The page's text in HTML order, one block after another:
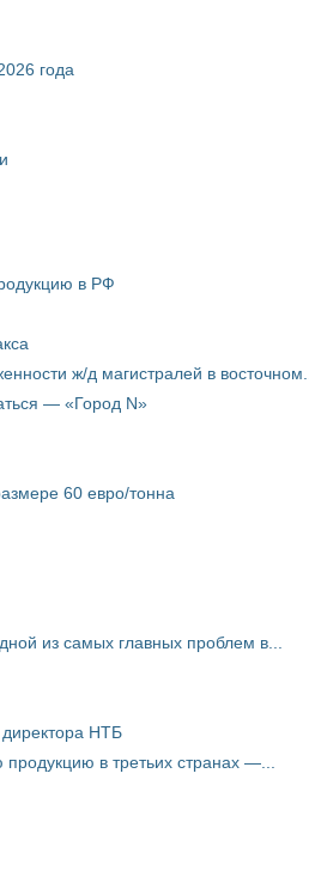
года
в РФ
ж/д магистралей в восточном...
— «Город N»
60 евро/тонна
из самых главных проблем в...
НТБ
в третьих странах —...